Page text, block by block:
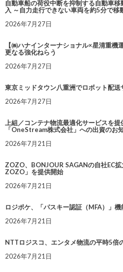
自動車船の荷役中断を抑制する自動車
入 ～自力走行できない車両を約5分で移
2026年7月27日
【㈱ハナインターナショナル×星清重
更なる強化ねらう
2026年7月27日
東京ミッドタウン八重洲でロボット配
2026年7月27日
上組／コンテナ物流最適化サービスを
「OneStream株式会社」への出資のお
2026年7月21日
ZOZO、BONJOUR SAGANの自社EC
ZOZO」を提供開始
2026年7月21日
ロジポケ、「パスキー認証（MFA）」機
2026年7月21日
NTTロジスコ、エンタメ物流の平時5
2026年7月21日